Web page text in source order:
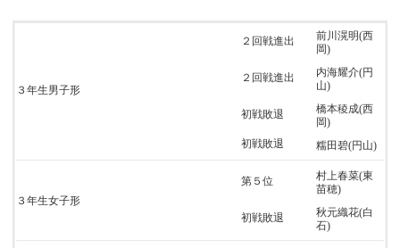
３年生男子形
２回戦進出
前川滉明(西
岡)
２回戦進出
内海耀介(円
山)
初戦敗退
橋本稜成(西
岡)
初戦敗退
糯田碧(円山)
３年生女子形
第５位
村上春菜(東
苗穂)
初戦敗退
秋元織花(白
石)